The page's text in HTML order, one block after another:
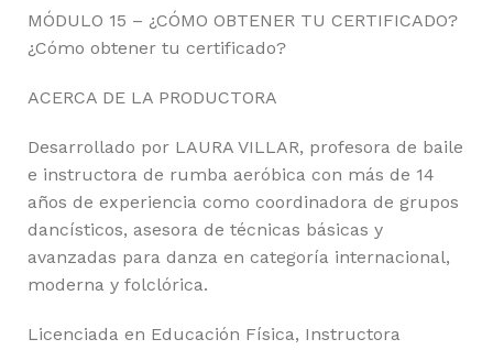
MÓDULO 15 – ¿CÓMO OBTENER TU CERTIFICADO?
¿Cómo obtener tu certificado?
ACERCA DE LA PRODUCTORA
Desarrollado por LAURA VILLAR, profesora de baile
e instructora de rumba aeróbica con más de 14
años de experiencia como coordinadora de grupos
dancísticos, asesora de técnicas básicas y
avanzadas para danza en categoría internacional,
moderna y folclórica.
Licenciada en Educación Física, Instructora